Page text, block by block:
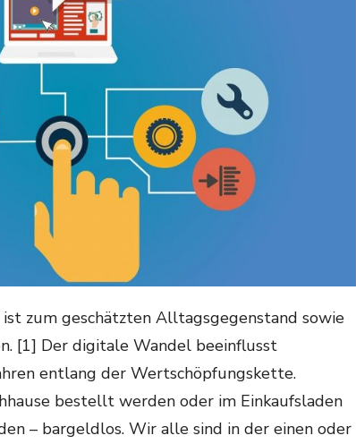
zum geschätzten Alltagsgegenstand sowie
[1] Der digitale Wandel beeinflusst
entlang der Wertschöpfungskette.
bestellt werden oder im Einkaufsladen
– bargeldlos. Wir alle sind in der einen oder